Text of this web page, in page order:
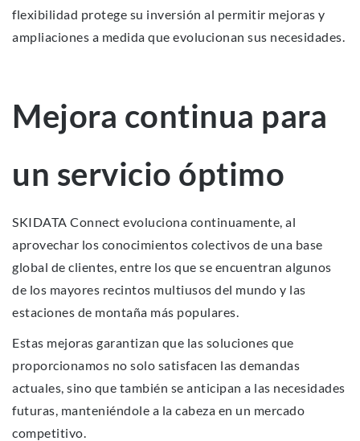
flexibilidad protege su inversión al permitir mejoras y
ampliaciones a medida que evolucionan sus necesidades.
Mejora continua para
un servicio óptimo
SKIDATA Connect evoluciona continuamente, al
aprovechar los conocimientos colectivos de una base
global de clientes, entre los que se encuentran algunos
de los mayores recintos multiusos del mundo y las
estaciones de montaña más populares.
Estas mejoras garantizan que las soluciones que
proporcionamos no solo satisfacen las demandas
actuales, sino que también se anticipan a las necesidades
futuras, manteniéndole a la cabeza en un mercado
competitivo.